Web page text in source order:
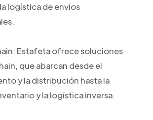
logística de envíos
Estafeta ofrece soluciones
que abarcan desde el
y la distribución hasta la
y la logística inversa.